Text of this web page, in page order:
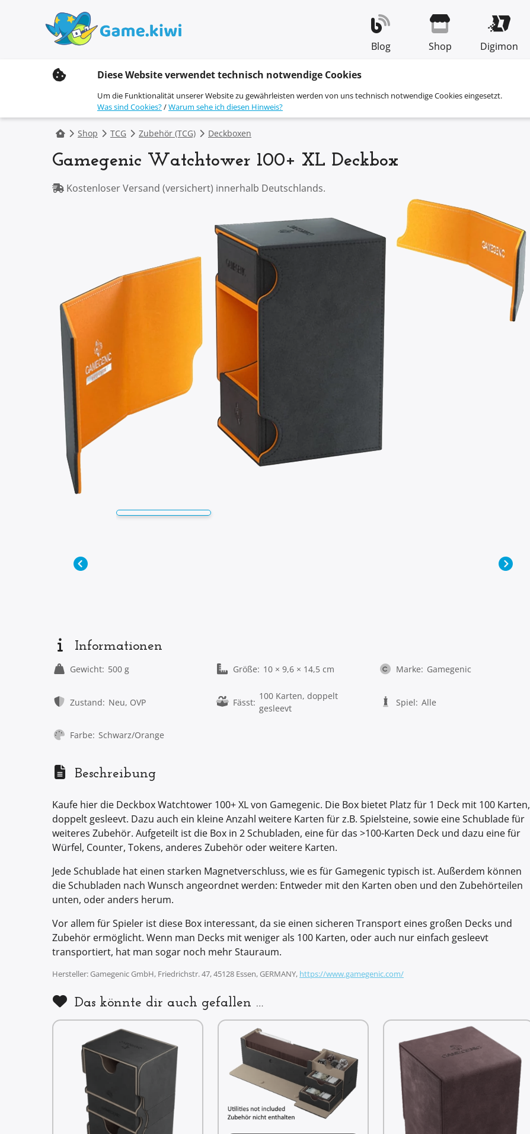
o
Blog Shop Digimon
Diese Website verwendet technisch notwendige Cookies
Um die Funktionalität unserer Website zu gewährleisten werden von uns technisch notwendige Cookies eingesetzt.
Was sind Cookies?/Warum sehe ich diesen Hinweis?
Shop TCG Zubehör (TCG) Deckboxen
Gamegenic Watchtower 100+ XL Deckbox
Kostenloser Versand (versichert) innerhalb Deutschlands.
Informationen
Gewicht: 500 g Größe: 10 × 9,6 × 14,5 cm Marke: Gamegenic
Zustand: Neu, OVP Fässt:
100 Karten, doppelt
gesleevt
Spiel: Alle
Farbe: Schwarz/Orange
Beschreibung
Kaufe hier die Deckbox Watchtower 100+ XL von Gamegenic. Die Box bietet Platz für 1 Deck mit 100 Karten,
doppelt gesleevt. Dazu auch ein kleine Anzahl weitere Karten für z.B. Spielsteine, sowie eine Schublade für
weiteres Zubehör. Aufgeteilt ist die Box in 2 Schubladen, eine für das >100-Karten Deck und dazu eine für
Würfel, Counter, Tokens, anderes Zubehör oder weitere Karten.
Jede Schublade hat einen starken Magnetverschluss, wie es für Gamegenic typisch ist. Außerdem können
die Schubladen nach Wunsch angeordnet werden: Entweder mit den Karten oben und den Zubehörteilen
unten, oder anders herum.
Vor allem für Spieler ist diese Box interessant, da sie einen sicheren Transport eines großen Decks und
Zubehör ermöglicht. Wenn man Decks mit weniger als 100 Karten, oder auch nur einfach gesleevt
transportiert, hat man sogar noch mehr Stauraum.
Hersteller: Gamegenic GmbH, Friedrichstr. 47, 45128 Essen, GERMANY, https://www.gamegenic.com/
Das könnte dir auch gefallen …